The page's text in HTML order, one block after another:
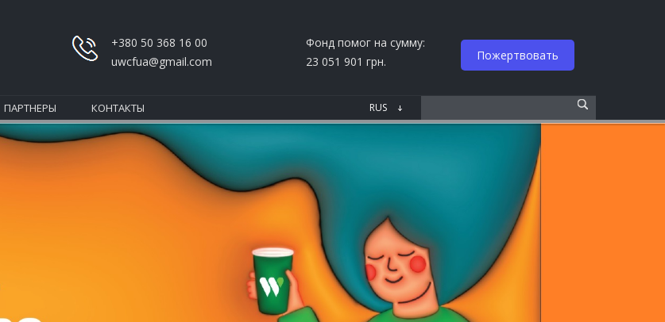
+380 50 368 16 00
uwcfua@gmail.com
Фонд помог на сумму:
23 051 901 грн.
Пожертвовать
ПАРТНЕРЫ КОНТАКТЫ